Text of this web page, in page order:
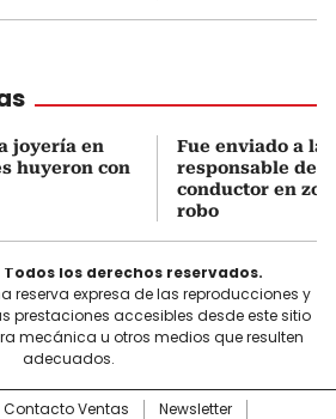
joyería en
huyeron con
Fue enviado a la
responsable de
conductor en
robo
Todos los derechos reservados.
reserva expresa de las reproducciones y
prestaciones accesibles desde este sitio
mecánica u otros medios que resulten
adecuados.
Contacto Ventas Newsletter